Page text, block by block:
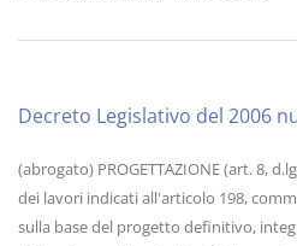
Decreto Legislativo del 2006
(abrogato) PROGETTAZIONE (art. 8,
dei lavori indicati all'articolo 198,
sulla base del progetto definitivo,